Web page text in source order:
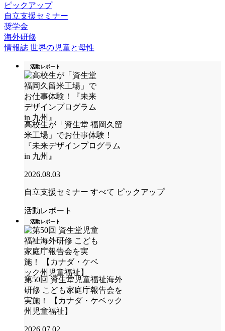
ピックアップ
自立支援セミナー
奨学金
海外研修
情報誌 世界の児童と母性
活動レポート
高校生が「資生堂 福岡久留
米工場」でお仕事体験！
『未来デザインプログラム
in 九州』
2026.08.03
自立支援セミナー すべて ピックアップ
活動レポート
活動レポート
第50回 資生堂児童福祉海外
研修 こども家庭庁報告会を
実施！ 【カナダ・ケベック
州児童福祉】
2026.07.02